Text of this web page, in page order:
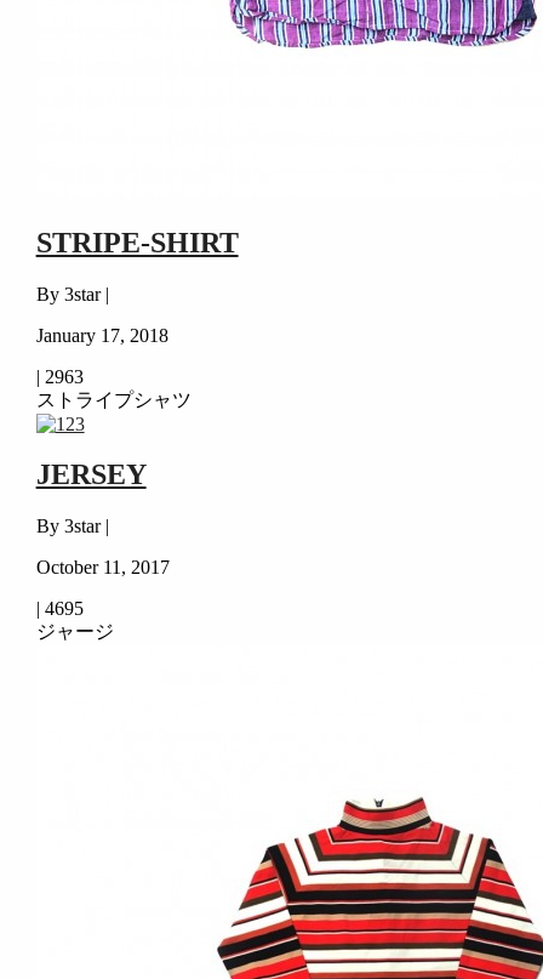
STRIPE-SHIRT
By 3star |
January 17, 2018
| 2963
ストライプシャツ
JERSEY
By 3star |
October 11, 2017
| 4695
ジャージ